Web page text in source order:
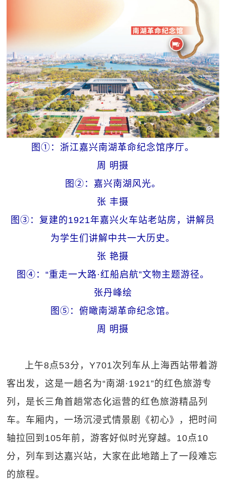
图①：浙江嘉兴南湖革命纪念馆序厅。
周 明摄
图②：嘉兴南湖风光。
张 丰摄
图③：复建的1921年嘉兴火车站老站房，讲解员
为学生们讲解中共一大历史。
张 艳摄
图④：“重走一大路·红船启航”文物主题游径。
张丹峰绘
图⑤：俯瞰南湖革命纪念馆。
周 明摄
上午8点53分，Y701次列车从上海西站带着游
客出发，这是一趟名为“南湖·1921”的红色旅游专
列，是长三角首趟常态化运营的红色旅游精品列
车。车厢内，一场沉浸式情景剧《初心》，把时间
轴拉回到105年前，游客好似时光穿越。10点10
分，列车到达嘉兴站，大家在此地踏上了一段难忘
的旅程。